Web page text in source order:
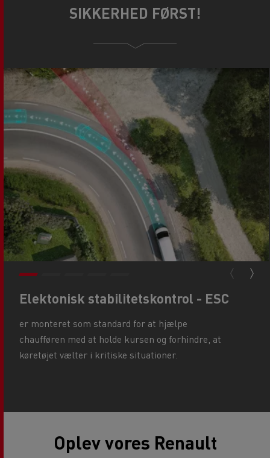
SIKKERHED FØRST!
Elektonisk stabilitetskontrol - ESC
er monteret som standard for at hjælpe
chaufføren med at holde kursen og forhindre, at
køretøjet vælter i kritiske situationer.
Oplev vores Renault